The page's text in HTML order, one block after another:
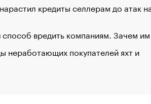
кредиты селлерам до атак
вредить компаниям. Зачем
неработающих покупателей яхт и